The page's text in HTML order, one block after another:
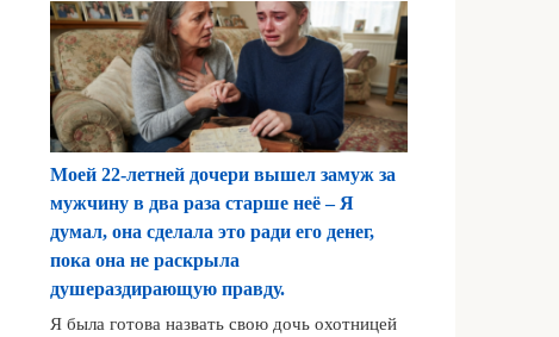
Моей 22-летней дочери вышел замуж за
мужчину в два раза старше неё – Я
думал, она сделала это ради его денег,
пока она не раскрыла
душераздирающую правду.
Я была готова назвать свою дочь охотницей